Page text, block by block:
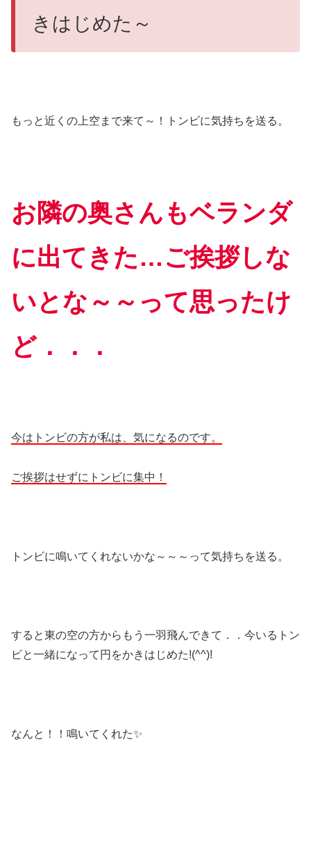
きはじめた～
もっと近くの上空まで来て～！トンビに気持ちを送る。
お隣の奥さんもベランダ
に出てきた…ご挨拶しな
いとな～～って思ったけ
ど．．．
今はトンビの方が私は、気になるのです。
ご挨拶はせずにトンビに集中！
トンビに鳴いてくれないかな～～～って気持ちを送る。
すると東の空の方からもう一羽飛んできて．．今いるトン
ビと一緒になって円をかきはじめた!(^^)!
なんと！！鳴いてくれた✨